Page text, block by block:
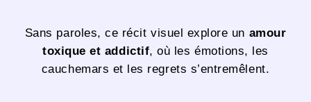
Sans paroles, ce récit visuel explore un amour
toxique et addictif, où les émotions, les
cauchemars et les regrets s’entremêlent.